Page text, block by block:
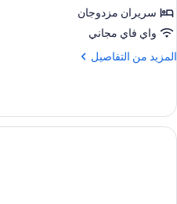
سريران مزدوجان
واي فاي مجاني
المزيد من التفاصيل
المزيد
Two
Double
Room